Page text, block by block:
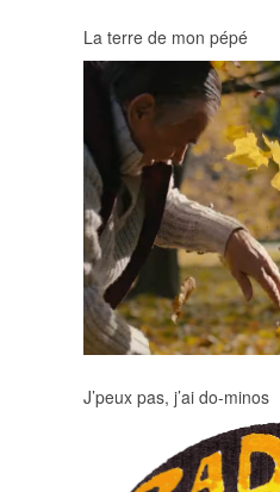
La terre de mon pépé
J’peux pas, j’ai do-minos